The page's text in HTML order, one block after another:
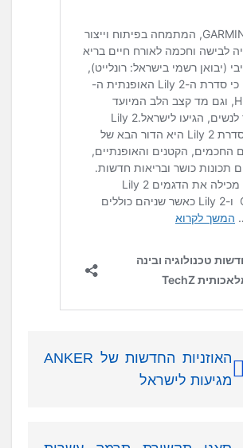
האוזניות החדשות של ANKER
מגיעות לישראל